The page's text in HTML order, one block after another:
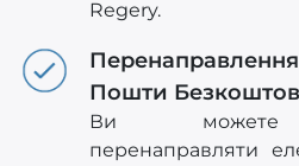
Regery.
Пошти
Ви можете
перенаправляти